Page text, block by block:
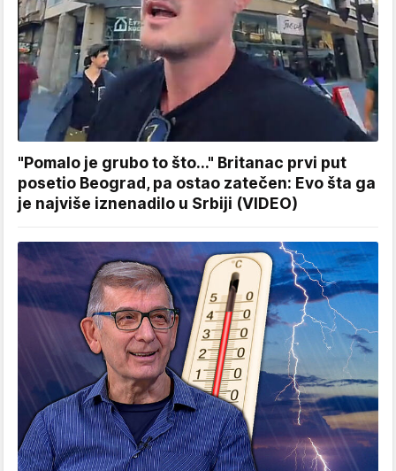
"Pomalo je grubo to što..." Britanac prvi put
posetio Beograd, pa ostao zatečen: Evo šta ga
je najviše iznenadilo u Srbiji (VIDEO)